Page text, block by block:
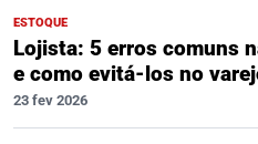
ESTOQUE
Lojista: 5 erros comuns
e como evitá-los no
23 fev 2026